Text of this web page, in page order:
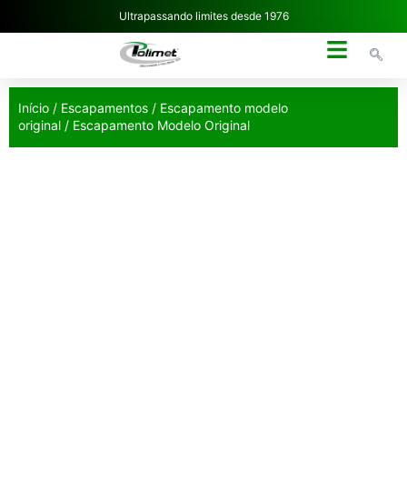
Ultrapassando limites desde 1976
Início / Escapamentos / Escapamento modelo
original / Escapamento Modelo Original